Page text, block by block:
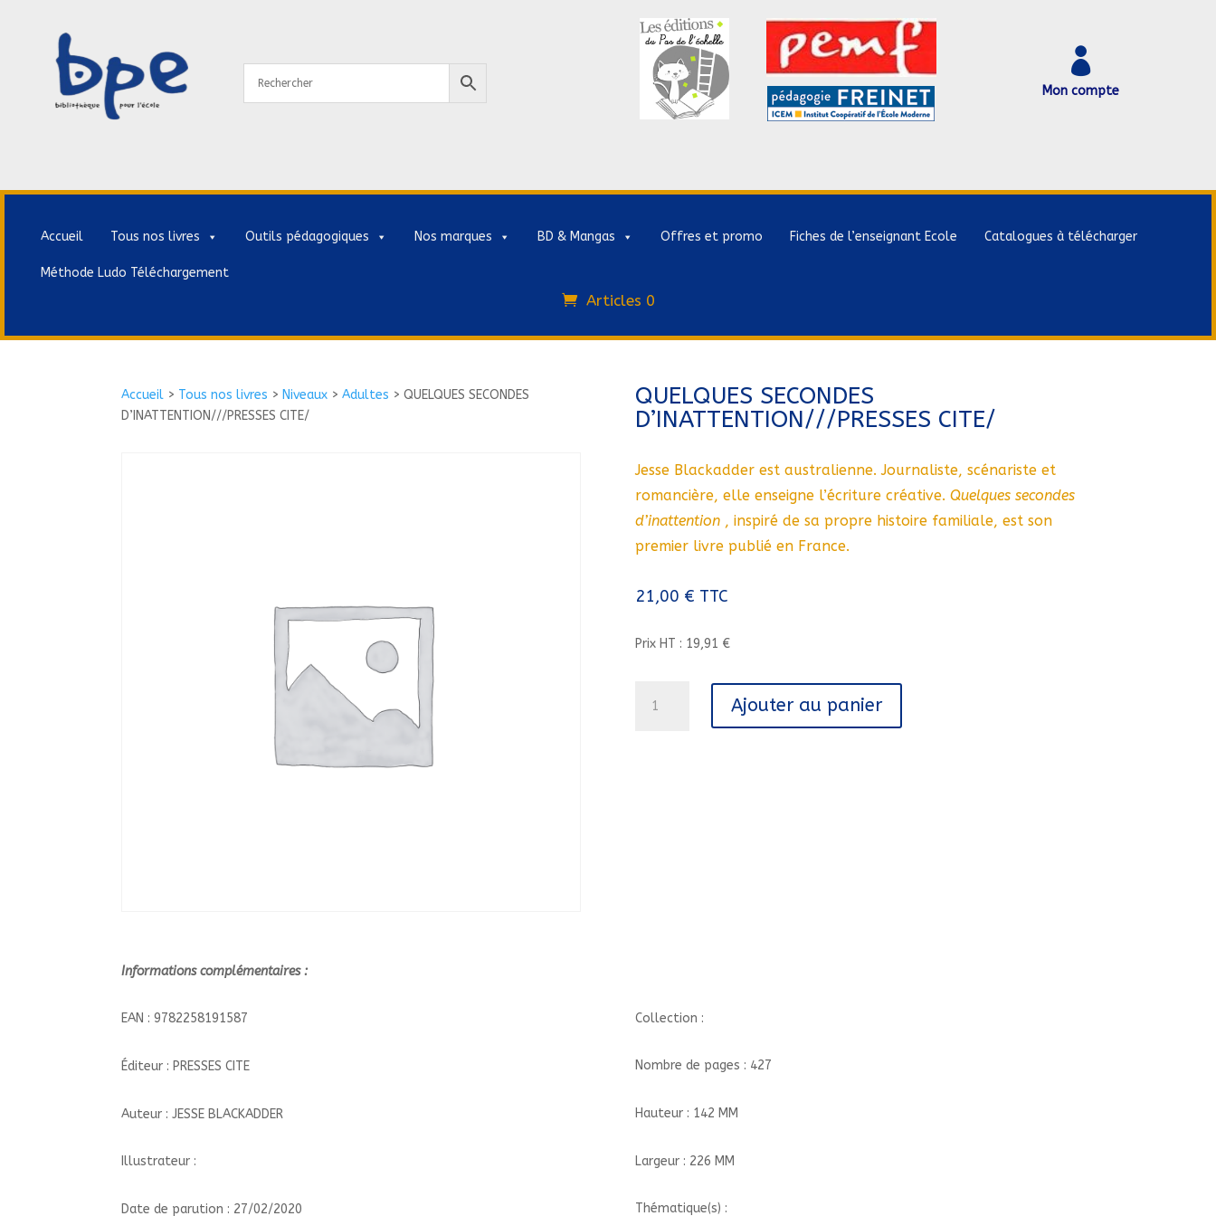

Mon compte
Accueil Tous nos livres Outils pédagogiques Nos marques BD & Mangas Offres et promo Fiches de l’enseignant Ecole Catalogues à télécharger
Méthode Ludo Téléchargement
Articles 0
Accueil > Tous nos livres > Niveaux >Adultes >QUELQUES SECONDES
D’INATTENTION///PRESSES CITE/
QUELQUES SECONDES
D’INATTENTION///PRESSES CITE/
Jesse Blackadder est australienne. Journaliste, scénariste et
romancière, elle enseigne l’écriture créative. Quelques secondes
d’inattention, inspiré de sa propre histoire familiale, est son
premier livre publié en France.
21,00 € TTC
Prix HT : 19,91 €
Ajouter au panier
Informations complémentaires :
EAN : 9782258191587
Éditeur : PRESSES CITE
Auteur : JESSE BLACKADDER
Illustrateur :
Date de parution : 27/02/2020
Collection :
Nombre de pages : 427
Hauteur : 142 MM
Largeur : 226 MM
Thématique(s) :